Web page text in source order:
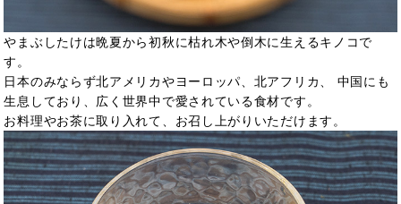
やまぶしたけは晩夏から初秋に枯れ木や倒木に生えるキノコで
す。
日本のみならず北アメリカやヨーロッパ、北アフリカ、 中国にも
生息しており、広く世界中で愛されている食材です。
お料理やお茶に取り入れて、お召し上がりいただけます。